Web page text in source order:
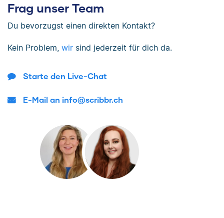
Frag unser Team
Du bevorzugst einen direkten Kontakt?
Kein Problem, wir sind jederzeit für dich da.
Starte den Live-Chat
E-Mail an info@scribbr.ch